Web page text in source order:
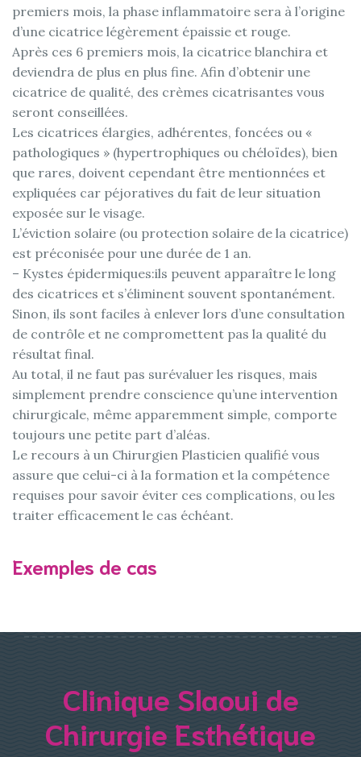
premiers mois, la phase inflammatoire sera à l’origine
d’une cicatrice légèrement épaissie et rouge.
Après ces 6 premiers mois, la cicatrice blanchira et
deviendra de plus en plus fine. Afin d’obtenir une
cicatrice de qualité, des crèmes cicatrisantes vous
seront conseillées.
Les cicatrices élargies, adhérentes, foncées ou «
pathologiques » (hypertrophiques ou chéloïdes), bien
que rares, doivent cependant être mentionnées et
expliquées car péjoratives du fait de leur situation
exposée sur le visage.
L’éviction solaire (ou protection solaire de la cicatrice)
est préconisée pour une durée de 1 an.
– Kystes épidermiques:ils peuvent apparaître le long
des cicatrices et s’éliminent souvent spontanément.
Sinon, ils sont faciles à enlever lors d’une consultation
de contrôle et ne compromettent pas la qualité du
résultat final.
Au total, il ne faut pas surévaluer les risques, mais
simplement prendre conscience qu’une intervention
chirurgicale, même apparemment simple, comporte
toujours une petite part d’aléas.
Le recours à un Chirurgien Plasticien qualifié vous
assure que celui-ci à la formation et la compétence
requises pour savoir éviter ces complications, ou les
traiter efficacement le cas échéant.
Exemples de cas
Clinique Slaoui de
Chirurgie Esthétique